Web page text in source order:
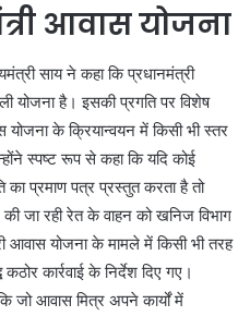
आवास योजना
साय ने कहा कि प्रधानमंत्री
योजना है। इसकी प्रगति पर विशेष
योजना के क्रियान्वयन में किसी भी स्तर
स्पष्ट रूप से कहा कि यदि कोई
का प्रमाण पत्र प्रस्तुत करता है तो
जा रही रेत के वाहन को खनिज विभाग
आवास योजना के मामले में किसी भी तरह
कार्रवाई के निर्देश दिए गए।
जो आवास मित्र अपने कार्यों में